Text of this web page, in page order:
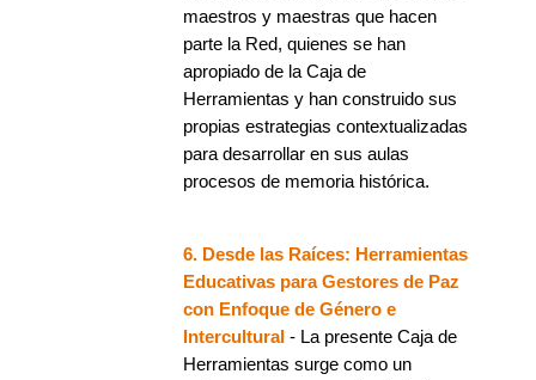
maestros y maestras que hacen
parte la Red, quienes se han
apropiado de la Caja de
Herramientas y han construido sus
propias estrategias contextualizadas
para desarrollar en sus aulas
procesos de memoria histórica.
6. Desde las Raíces: Herramientas
Educativas para Gestores de Paz
con Enfoque de Género e
Intercultural - La presente Caja de
Herramientas surge como un